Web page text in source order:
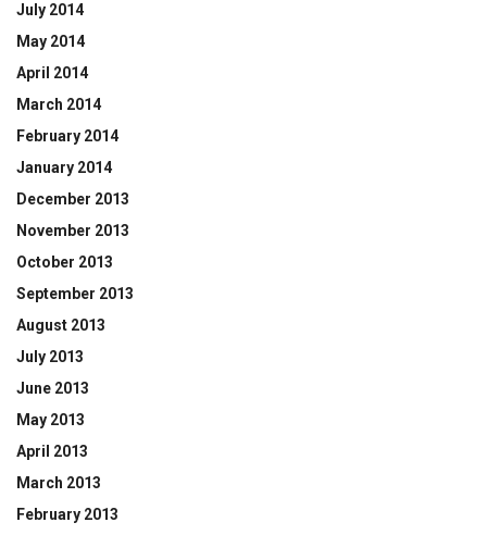
July 2014
May 2014
April 2014
March 2014
February 2014
January 2014
December 2013
November 2013
October 2013
September 2013
August 2013
July 2013
June 2013
May 2013
April 2013
March 2013
February 2013